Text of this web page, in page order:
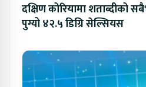
दक्षिण कोरियामा शताब्दीको
पुग्यो ४२.५ डिग्रि सेल्सियस